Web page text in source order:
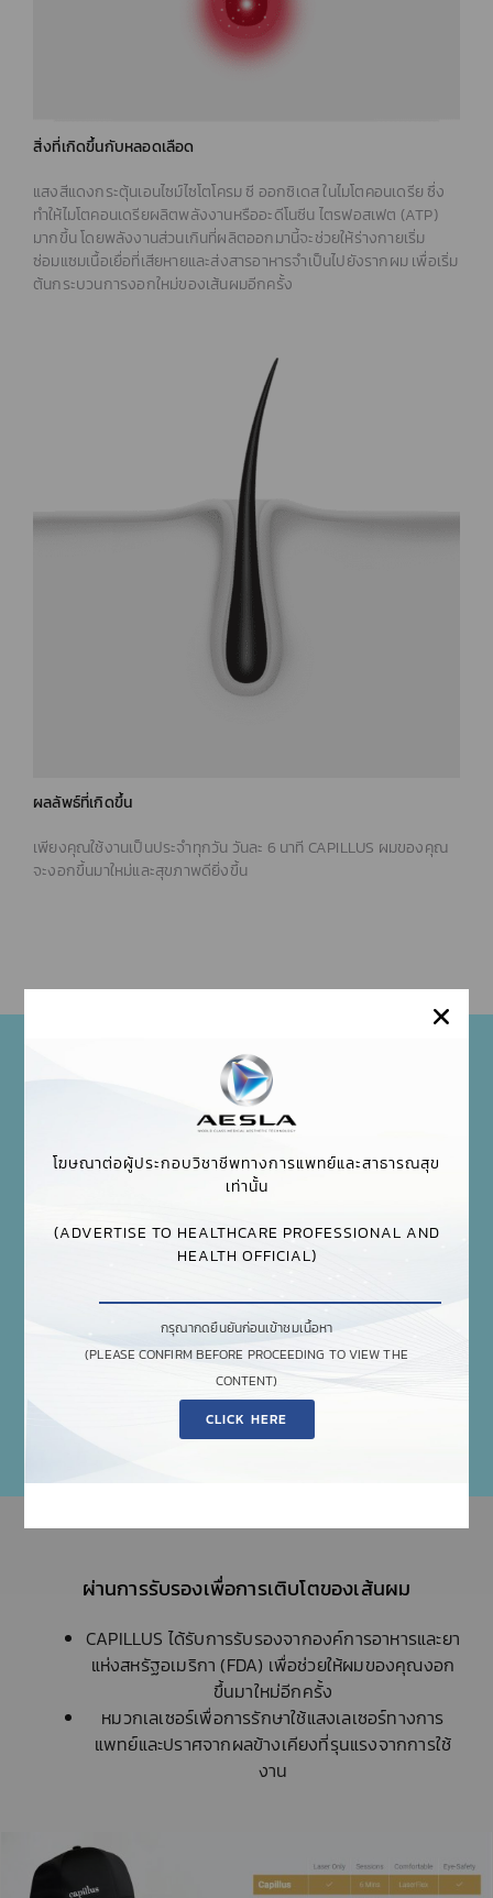
แสงสีแดงกระตุ้นเอนไซม์ไซโตโครม ซี ออกซิเดส ในไมโตคอนเดรีย ซึ่ง
ทำให้ไมโตคอนเดรียผลิตพลังงานหรืออะดีโนซีน ไตรฟอสเฟต (ATP)
มากขึ้น โดยพลังงานส่วนเกินที่ผลิตออกมานี้จะช่วยให้ร่างกายเริ่ม
ซ่อมแซมเนื้อเยื่อที่เสียหายและส่งสารอาหารจำเป็นไปยังรากผม เพื่อเริ่ม
ต้นกระบวนการงอกใหม่ของเส้นผมอีกครั้ง
เพียงคุณใช้งานเป็นประจำทุกวัน วันละ 6 นาที CAPILLUS ผมของคุณ
ประโยชน์ของหมวก CAPILLUS
ย้อนกระบวนการผมร่วง
ปลอดภัยและได้ผลสำหรับการรักษาอาการผมร่วงจาก
พันธุกรรม
เพิ่มสารอาหารให้กับเส้นผม และช่วยให้เส้นผมดูมี
ฟื้นฟูสภาพผมที่เสียหาย
ใช้งานง่าย ปราศจากผลข้างเคียงที่รุนแรง
CAPILLUS ได้รับการรับรองจากองค์การอาหารและยา
แห่งสหรัฐอเมริกา (FDA) เพื่อช่วยให้ผมของคุณงอก
ขึ้นมาใหม่อีกครั้ง
หมวกเลเซอร์เพื่อการรักษาใช้แสงเลเซอร์ทางการ
แพทย์และปราศจากผลข้างเคียงที่รุนแรงจากการใช้
งาน
โฆษณาต่อผู้ประกอบวิชาชีพทางการแพทย์และสาธารณสุข
เท่านั้น
กรุณากดยืนยันก่อนเข้าชมเนื้อหา
(PLEASE CONFIRM BEFORE PROCEEDING TO VIEW THE
CONTENT)
CLICK HERE